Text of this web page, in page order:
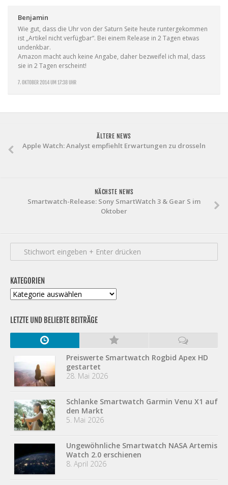
Benjamin
7. OKTOBER 2014 UM 17:38 UHR
Wie gut, dass die Uhr von der Saturn Seite heute runtergekommen
ist „Artikel nicht verfügbar“. Bei einem Release in 2 Tagen etwas
undenkbar.
Amazon macht auch keine Angabe, daher bezweifel ich mal, dass
sie in 2 Tagen erscheint!
ÄLTERE NEWS
Apple Watch: Analyst empfiehlt Erwartungen zu drosseln
NÄCHSTE NEWS
Smartwatch-Release: Sony SmartWatch 3 & Gear S im
Oktober
KATEGORIEN
Kategorien
LETZTE UND BELIEBTE BEITRÄGE
Preiswerte Smartwatch Rogbid Apex HD
gestartet
28. Mai 2026
Schlanke Smartwatch Garmin Venu X1 auf
den Markt
5. Mai 2026
Ungewöhnliche Smartwatch NASA Artemis
Watch 2.0 erschienen
8. April 2026